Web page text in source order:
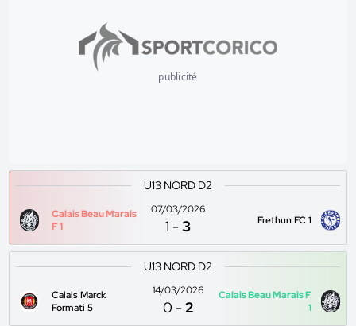
publicité
U13 NORD D2
Calais Beau Marais
F 1
07/03/2026
1 -3 Frethun FC 1
U13 NORD D2
Calais Marck
Formati 5
14/03/2026
0 -2
Calais Beau Marais F
1